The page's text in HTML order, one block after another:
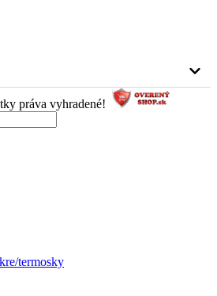
práva vyhradené!
termosky